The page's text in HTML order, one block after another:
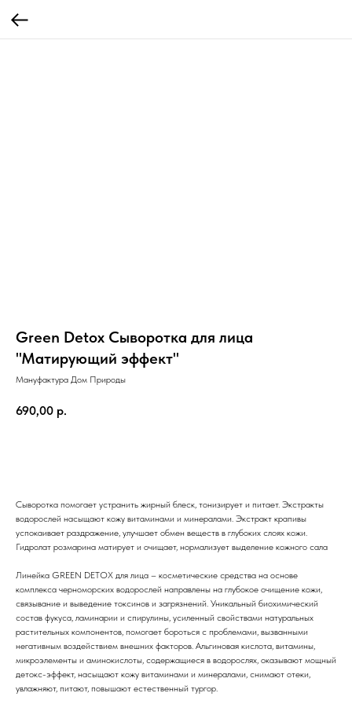
Green Detox Сыворотка для лица
"Матирующий эффект"
Мануфактура Дом Природы
690,00 р.
Сыворотка помогает устранить жирный блеск, тонизирует и питает. Экстракты
водорослей насыщают кожу витаминами и минералами. Экстракт крапивы
успокаивает раздражение, улучшает обмен веществ в глубоких слоях кожи.
Гидролат розмарина матирует и очищает, нормализует выделение кожного сала
Линейка GREEN DETOX для лица – косметические средства на основе
комплекса черноморских водорослей направлены на глубокое очищение кожи,
связывание и выведение токсинов и загрязнений. Уникальный биохимический
состав фукуса, ламинарии и спирулины, усиленный свойствами натуральных
растительных компонентов, помогает бороться с проблемами, вызванными
негативным воздействием внешних факторов. Альгиновая кислота, витамины,
микроэлементы и аминокислоты, содержащиеся в водорослях, оказывают мощный
детокс-эффект, насыщают кожу витаминами и минералами, снимают отеки,
увлажняют, питают, повышают естественный тургор.